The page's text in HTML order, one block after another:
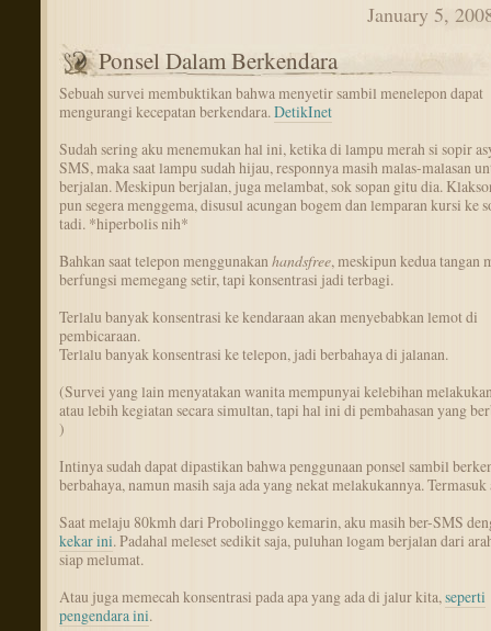
January 5,
Ponsel Dalam Berkendara
Sebuah survei membuktikan bahwa menyetir sambil menelepon dapat
mengurangi kecepatan berkendara.DetikInet
Sudah sering aku menemukan hal ini, ketika di lampu merah si sopir
SMS, maka saat lampu sudah hijau, responnya masih malas-malasan
berjalan. Meskipun berjalan, juga melambat, sok sopan gitu dia.
pun segera menggema, disusul acungan bogem dan lemparan kursi ke
tadi. *hiperbolis nih*
Bahkan saat telepon menggunakanhandsfree, meskipun kedua tangan
berfungsi memegang setir, tapi konsentrasi jadi terbagi.
Terlalu banyak konsentrasi ke kendaraan akan menyebabkan lemot di
pembicaraan.
Terlalu banyak konsentrasi ke telepon, jadi berbahaya di jalanan.
(Survei yang lain menyatakan wanita mempunyai kelebihan
atau lebih kegiatan secara simultan, tapi hal ini di pembahasan yang
)
Intinya sudah dapat dipastikan bahwa penggunaan ponsel sambil
berbahaya, namun masih saja ada yang nekat melakukannya.
Saat melaju 80kmh dari Probolinggo kemarin, aku masih ber-SMS
kekar ini. Padahal meleset sedikit saja, puluhan logam berjalan dari
siap melumat.
Atau juga memecah konsentrasi pada apa yang ada di jalur kita,seperti
pengendara ini.